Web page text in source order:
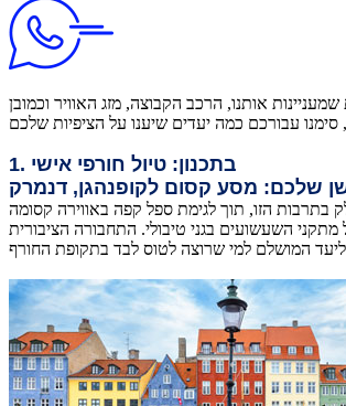
אותנו, הרכב הקבוצה, מזג האוויר וכמובן
1. בתכנון: טיול חורפי אישי
שלכם: מסע קסום לקופנהגן, דנמרק
הזו, תוך לגימת ספל קפה באווירה קסומה
השעשועים בגני טיבולי. התחבורה הציבורית